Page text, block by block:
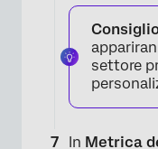
settore
In Metrica